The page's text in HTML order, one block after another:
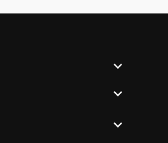


